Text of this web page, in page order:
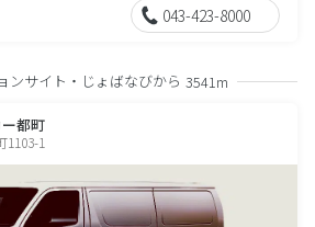
043-423-8000
ンサイト・じょばなびから 3541m
都町
1